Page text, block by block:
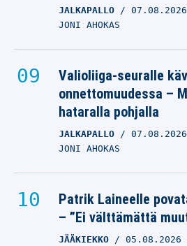
JALKAPALLO 07.08.2026
JONI AHOKAS
Valioliiga-seuralle
onnettomuudessa –
hataralla pohjalla
JALKAPALLO 07.08.2026
JONI AHOKAS
Patrik Laineelle
– ”Ei välttämättä
JÄÄKIEKKO 05.08.2026